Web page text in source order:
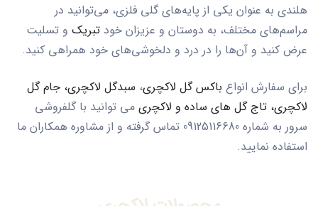
هلندی به عنوان یکی از پایه‌های گلی فلزی، می‌توانید در
مراسم‌های مختلف، به دوستان و عزیزان خود تبریک و تسلیت
عرض کنید و آن‌ها را در درد و دلخوشی‌های خود همراهی کنید.
برای سفارش انواع باکس گل لاکچری، سبدگل لاکچری، جام گل
لاکچری، تاج گل های ساده و لاکچری می توانید با گلفروشی
سرور به شماره 09125116680 تماس گرفته و از مشاوره همکاران ما
استفاده نمایید.